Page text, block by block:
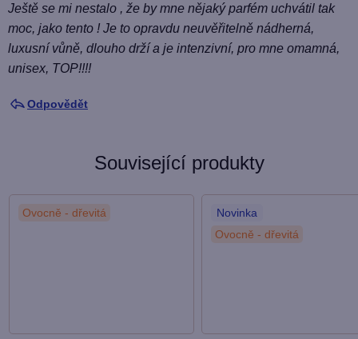
Související produkty
Ovocně - dřevitá
Novinka
Ovocně - dřevitá
i
s
d
s
í
Ještě se mi nestalo , že by mne nějaký parfém uchvátil tak
moc, jako tento ! Je to opravdu neuvěřitelně nádherná,
luxusní vůně, dlouho drží a je intenzivní, pro mne omamná,
unisex, TOP!!!!
Odpovědět